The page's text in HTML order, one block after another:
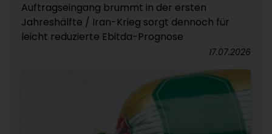
Auftragseingang brummt in der ersten
Jahreshälfte / Iran-Krieg sorgt dennoch für
leicht reduzierte Ebitda-Prognose
17.07.2026